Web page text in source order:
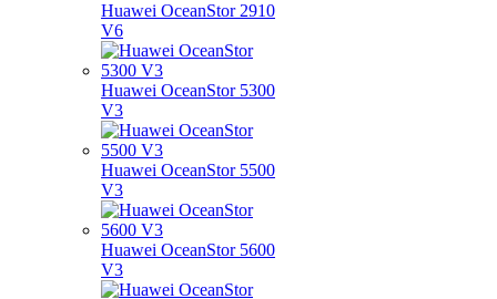
Huawei OceanStor 2910
V6
Huawei OceanStor 5300
V3
Huawei OceanStor 5500
V3
Huawei OceanStor 5600
V3